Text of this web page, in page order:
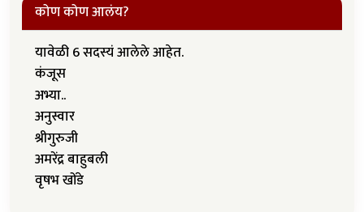
कोण कोण आलंय?
यावेळी 6 सदस्यं आलेले आहेत.
कंजूस
अभ्या..
अनुस्वार
श्रीगुरुजी
अमरेंद्र बाहुबली
वृषभ खोंडे